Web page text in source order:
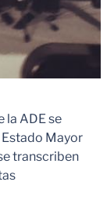
la ADE se
Estado Mayor
transcriben